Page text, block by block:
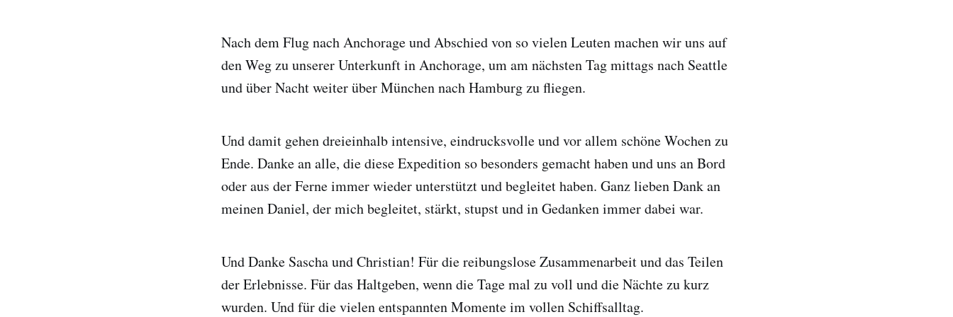
Nach dem Flug nach Anchorage und Abschied von so vielen Leuten machen wir uns auf
den Weg zu unserer Unterkunft in Anchorage, um am nächsten Tag mittags nach Seattle
und über Nacht weiter über München nach Hamburg zu fliegen.
Und damit gehen dreieinhalb intensive, eindrucksvolle und vor allem schöne Wochen zu
Ende. Danke an alle, die diese Expedition so besonders gemacht haben und uns an Bord
oder aus der Ferne immer wieder unterstützt und begleitet haben. Ganz lieben Dank an
meinen Daniel, der mich begleitet, stärkt, stupst und in Gedanken immer dabei war.
Und Danke Sascha und Christian! Für die reibungslose Zusammenarbeit und das Teilen
der Erlebnisse. Für das Haltgeben, wenn die Tage mal zu voll und die Nächte zu kurz
wurden. Und für die vielen entspannten Momente im vollen Schiffsalltag.